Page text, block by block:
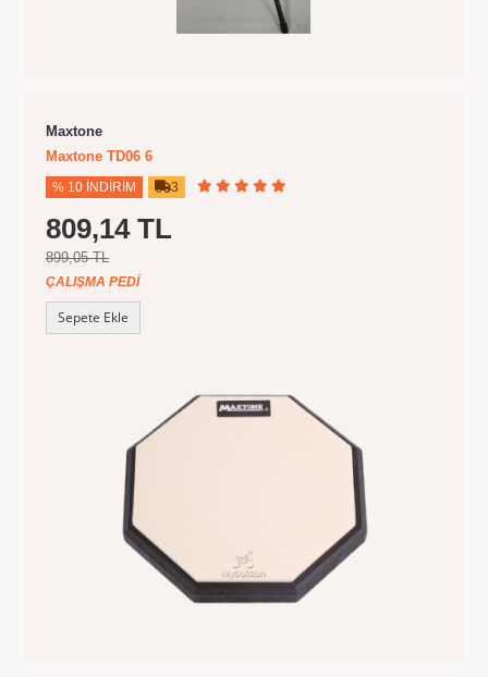
Maxtone
Maxtone TD06 6
% 10 İNDIRIM 3
809,14 TL
899,05 TL
ÇALIŞMA PEDI
Sepete Ekle